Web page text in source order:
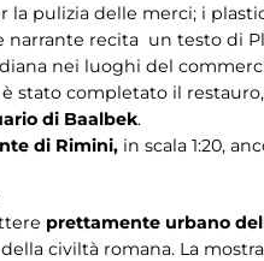
la pulizia delle merci; i
narrante recita un testo di
nei luoghi del
stato completato il
di Baalbek.
di Rimini, in scala 1:20,
prettamente urbano
civiltà romana. La